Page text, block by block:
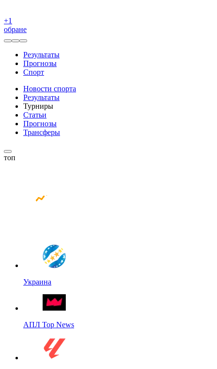
+1
обране
Результаты
Прогнозы
Спорт
Новости спорта
Результаты
Турниры
Статьи
Прогнозы
Трансферы
топ
Украина
АПЛ Top News